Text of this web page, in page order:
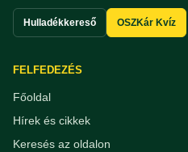
Hulladékkereső OSZKár Kvíz
FELFEDEZÉS
Főoldal
Hírek és cikkek
Keresés az oldalon